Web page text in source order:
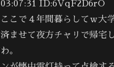
ID:6VqF2D6rO
こで４年間暮らしてｗ大
ませて夜方チャリで帰宅
。